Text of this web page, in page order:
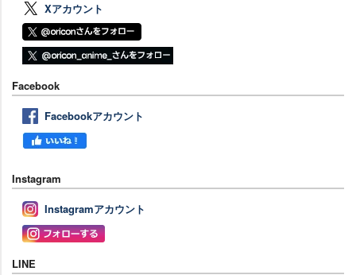
Xアカウント
Facebook
Facebookアカウント
Instagram
Instagramアカウント
LINE